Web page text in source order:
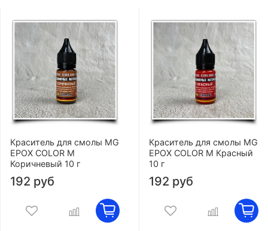
Краситель для смолы MG
EPOX COLOR M
Коричневый 10 г
192 руб
Краситель для смолы MG
EPOX COLOR M Красный
10 г
192 руб